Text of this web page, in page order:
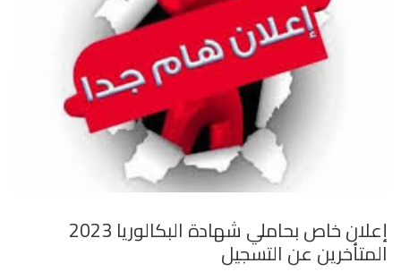
إعلان خاص بحاملي شهادة البكالوريا 2023
المتأخرين عن التسجيل